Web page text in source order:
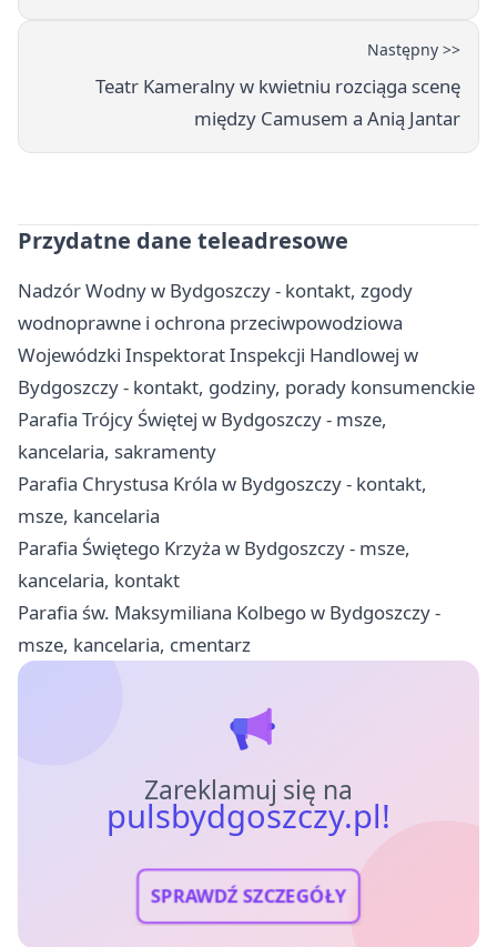
Następny >>
Teatr Kameralny w kwietniu rozciąga scenę
między Camusem a Anią Jantar
Przydatne dane teleadresowe
Nadzór Wodny w Bydgoszczy - kontakt, zgody
wodnoprawne i ochrona przeciwpowodziowa
Wojewódzki Inspektorat Inspekcji Handlowej w
Bydgoszczy - kontakt, godziny, porady konsumenckie
Parafia Trójcy Świętej w Bydgoszczy - msze,
kancelaria, sakramenty
Parafia Chrystusa Króla w Bydgoszczy - kontakt,
msze, kancelaria
Parafia Świętego Krzyża w Bydgoszczy - msze,
kancelaria, kontakt
Parafia św. Maksymiliana Kolbego w Bydgoszczy -
msze, kancelaria, cmentarz
Zareklamuj się na
pulsbydgoszczy.pl!
SPRAWDŹ SZCZEGÓŁY